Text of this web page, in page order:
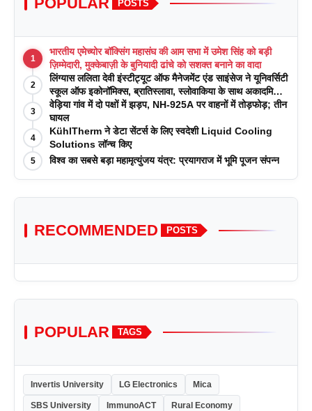
POSTS
1
भारतीय एमेच्योर बॉक्सिंग महासंघ की आम सभा में उमेश सिंह को बड़ी
ज़िम्मेदारी, मुक्केबाज़ी के बुनियादी ढांचे को सशक्त बनाने का वादा
2
लिंग्यास ललिता देवी इंस्टीट्यूट ऑफ मैनेजमेंट एंड साइंसेज ने यूनिवर्सिटी
स्कूल ऑफ इकोनॉमिक्स, ब्रातिस्लावा, स्लोवाकिया के साथ अकादमिक
पत्रिकाओं में प्रकाशन रणनीतियों पर एक दिवसीय कार्यशाला का
आयोजन किया
3
वेड़िया गांव में दो पक्षों में झड़प, NH-925A पर वाहनों में तोड़फोड़; तीन
घायल
4
KühlTherm ने डेटा सेंटर्स के लिए स्वदेशी Liquid Cooling
Solutions लॉन्च किए
5 विश्व का सबसे बड़ा महामृत्युंजय यंत्र: प्रयागराज में भूमि पूजन संपन्न
RECOMMENDED POSTS
POPULAR TAGS
Invertis University LG Electronics Mica
SBS University ImmunoACT Rural Economy